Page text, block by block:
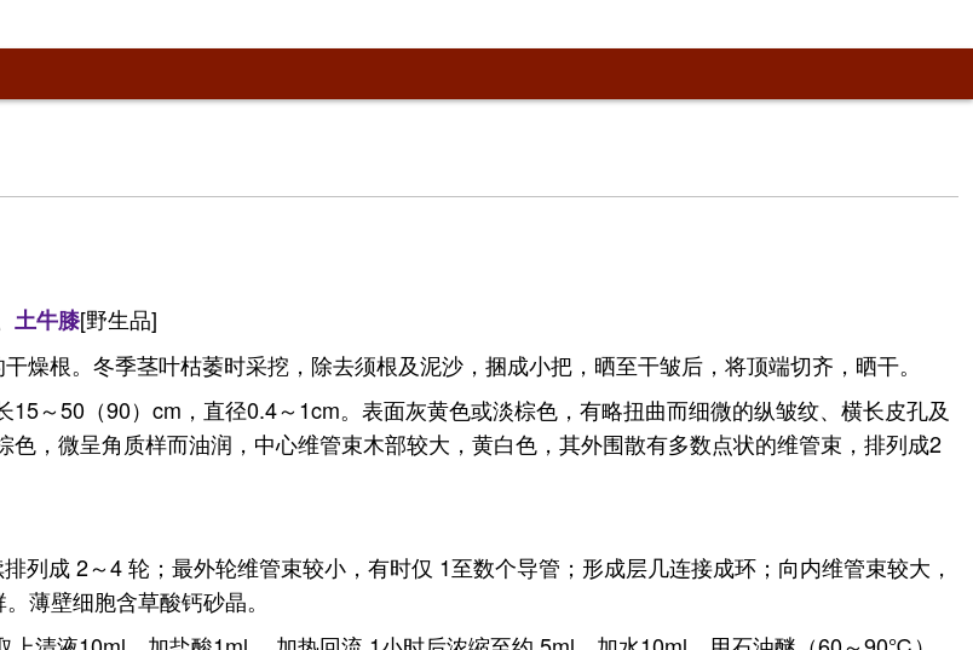
土牛膝[野生品]
燥根。冬季茎叶枯萎时采挖，除去须根及泥沙，捆成小把，晒至干皱后，将顶端切齐，晒干。
15～50（90）cm，直径0.4～1cm。表面灰黄色或淡棕色，有略扭曲而细微的纵皱纹、横长皮孔及
，微呈角质样而油润，中心维管束木部较大，黄白色，其外围散有多数点状的维管束，排列成2
列成 2～4 轮；最外轮维管束较小，有时仅 1至数个导管；形成层几连接成环；向内维管束较大，
薄壁细胞含草酸钙砂晶。